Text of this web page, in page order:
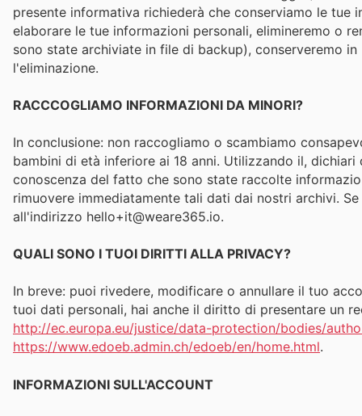
presente informativa richiederà che conserviamo le
elaborare le tue informazioni personali, elimineremo o
sono state archiviate in file di backup), conserveremo
l'eliminazione.
RACCCOGLIAMO INFORMAZIONI DA MINORI?
In conclusione: non raccogliamo o scambiamo
bambini di età inferiore ai 18 anni. Utilizzando il,
conoscenza del fatto che sono state raccolte
rimuovere immediatamente tali dati dai nostri archivi.
all'indirizzo hello+it@weare365.io.
QUALI SONO I TUOI DIRITTI ALLA PRIVACY?
In breve: puoi rivedere, modificare o annullare il tuo
tuoi dati personali, hai anche il diritto di presentare un
http://ec.europa.eu/justice/data-protection/bodies/
https://www.edoeb.admin.ch/edoeb/en/home.html.
INFORMAZIONI SULL'ACCOUNT